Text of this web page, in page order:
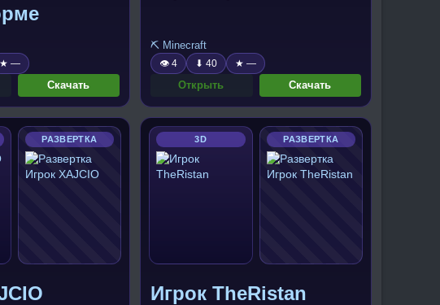
★ —
Скачать
⛏️ Minecraft
👁 4 ⬇ 40 ★ —
Открыть Скачать
РАЗВЕРТКА 3D РАЗВЕРТКА
Игрок TheRistan